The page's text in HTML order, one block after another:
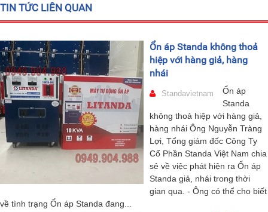
TIN TỨC LIÊN QUAN
Ổn áp Standa không thoả
hiệp với hàng giả, hàng
nhái
Standavietnam
Ổn áp
Standa
không thoả hiệp với hàng giả,
hàng nhái Ông Nguyễn Tràng
Lợi, Tổng giám đốc Công Ty
Cổ Phần Standa Việt Nam chia
sẻ về việc phát hiện ra Ổn áp
Standa giả, nhái trong thời
gian qua. - Ông có thể cho biết
về tình trạng Ổn áp Standa đang...